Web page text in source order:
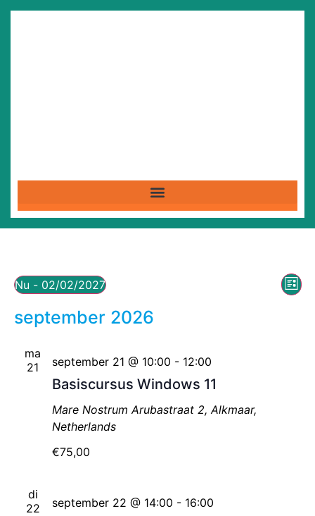
Lijst
Nu - 02/02/2027
Selecteer
datum.
september 2026
ma
21
Basiscursus Windows 11
september 21 @ 10:00 - 12:00
Mare NostrumArubastraat 2, Alkmaar,
Netherlands
€75,00
di
22
september 22 @ 14:00 - 16:00